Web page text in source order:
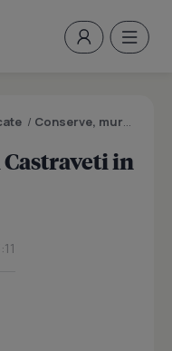
/ Conserve, muraturi
in